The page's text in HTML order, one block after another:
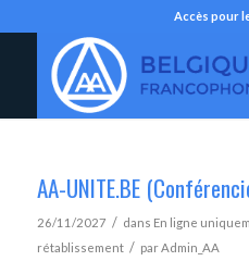
Accès pour
AA-UNITE.BE
26/11/2027 / dans En ligne
rétablissement / parAdmin_AA